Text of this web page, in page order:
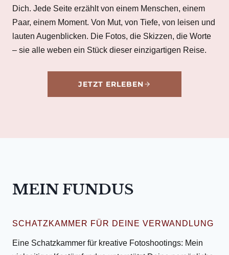
Dich. Jede Seite erzählt von einem Menschen, einem
Paar, einem Moment. Von Mut, von Tiefe, von leisen und
lauten Augenblicken. Die Fotos, die Skizzen, die Worte
– sie alle weben ein Stück dieser einzigartigen Reise.
JETZT ERLEBEN
MEIN FUNDUS
SCHATZKAMMER FÜR DEINE VERWANDLUNG
Eine Schatzkammer für kreative Fotoshootings: Mein